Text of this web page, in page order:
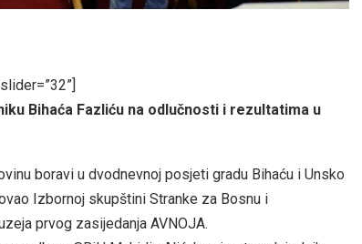
Bihaća Fazliću na odlučnosti i rezultatima u
boravi u dvodnevnoj posjeti gradu Bihaću i Unsko
Izbornoj skupštini Stranke za Bosnu i
prvog zasijedanja AVNOJA.